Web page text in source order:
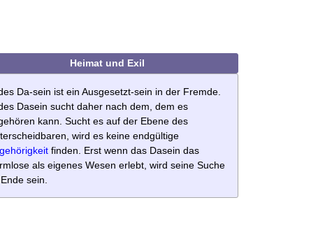
Heimat und Exil
Da-sein ist ein Ausgesetzt-sein in der Fremde.
Dasein sucht daher nach dem, dem es
kann. Sucht es auf der Ebene des
wird es keine endgültige
finden. Erst wenn das Dasein das
als eigenes Wesen erlebt, wird seine Suche
sein.